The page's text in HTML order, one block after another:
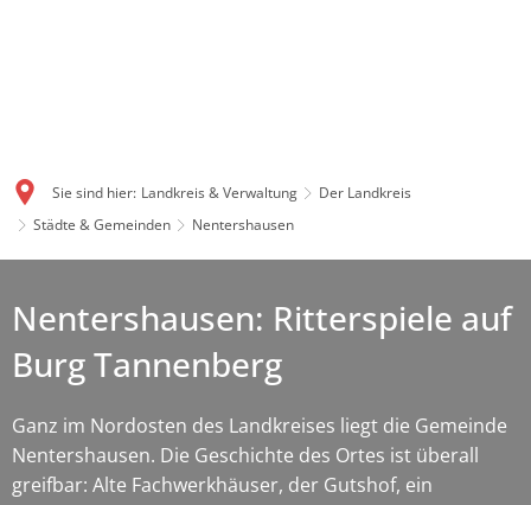
Sie sind hier: Landkreis & Verwaltung
Der Landkreis
Städte & Gemeinden
Nentershausen
Nentershausen: Ritterspiele auf
Burg Tannenberg
Ganz im Nordosten des Landkreises liegt die Gemeinde
Nentershausen. Die Geschichte des Ortes ist überall
greifbar: Alte Fachwerkhäuser, der Gutshof, ein